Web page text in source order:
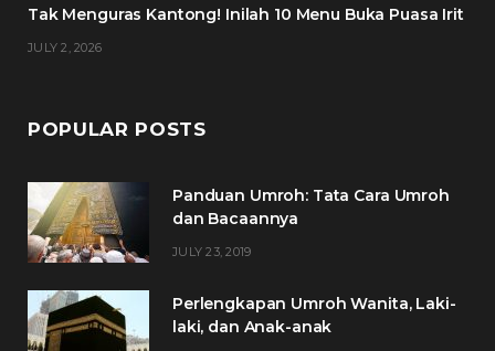
Tak Menguras Kantong! Inilah 10 Menu Buka Puasa Irit
JULY 2, 2026
POPULAR POSTS
Panduan Umroh: Tata Cara Umroh
dan Bacaannya
JULY 23, 2019
Perlengkapan Umroh Wanita, Laki-
laki, dan Anak-anak